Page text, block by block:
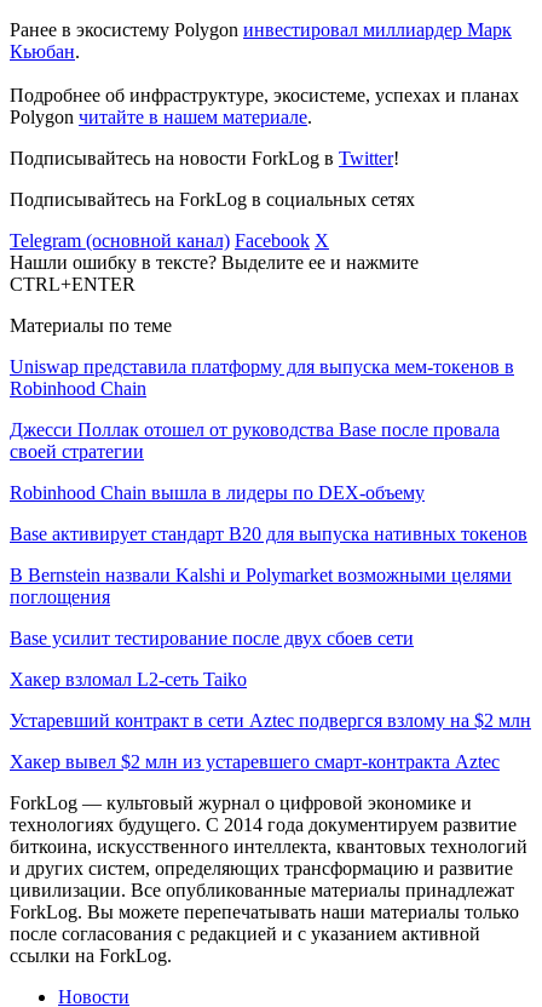
Ранее в экосистему Polygon инвестировал миллиардер Марк
Кьюбан.
Подробнее об инфраструктуре, экосистеме, успехах и планах
Polygon читайте в нашем материале.
Подписывайтесь на новости ForkLog в Twitter!
Подписывайтесь на ForkLog в социальных сетях
Telegram (основной канал) Facebook X
Нашли ошибку в тексте? Выделите ее и нажмите
CTRL+ENTER
Материалы по теме
Uniswap представила платформу для выпуска мем-токенов в
Robinhood Chain
Джесси Поллак отошел от руководства Base после провала
своей стратегии
Robinhood Chain вышла в лидеры по DEX-объему
Base активирует стандарт B20 для выпуска нативных токенов
В Bernstein назвали Kalshi и Polymarket возможными целями
поглощения
Base усилит тестирование после двух сбоев сети
Хакер взломал L2-сеть Taiko
Устаревший контракт в сети Aztec подвергся взлому на $2 млн
Хакер вывел $2 млн из устаревшего смарт-контракта Aztec
ForkLog — культовый журнал о цифровой экономике и
технологиях будущего. С 2014 года документируем развитие
биткоина, искусственного интеллекта, квантовых технологий
и других систем, определяющих трансформацию и развитие
цивилизации. Все опубликованные материалы принадлежат
ForkLog. Вы можете перепечатывать наши материалы только
после согласования с редакцией и с указанием активной
ссылки на ForkLog.
Новости